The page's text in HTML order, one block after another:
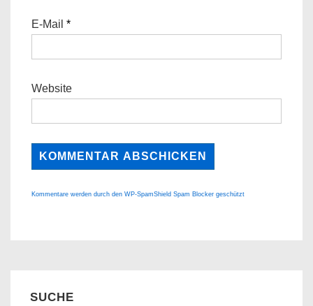
E-Mail *
Website
Kommentare werden durch den WP-SpamShield Spam Blocker geschützt
SUCHE